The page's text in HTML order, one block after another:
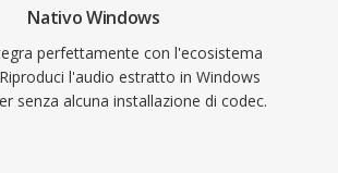
Nativo Windows
perfettamente con l'ecosistema
l'audio estratto in Windows
senza alcuna installazione di codec.